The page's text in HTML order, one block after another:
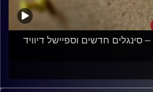
תכנית מס' 263 – סינגלים חדשים וספיישל דיוויד
הוף